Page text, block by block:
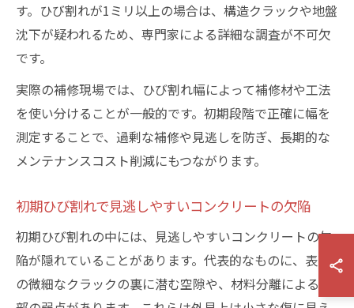
す。ひび割れが1ミリ以上の場合は、構造クラックや地盤
沈下が疑われるため、専門家による詳細な調査が不可欠
です。
実際の補修現場では、ひび割れ幅によって補修材や工法
を使い分けることが一般的です。初期段階で正確に幅を
測定することで、過剰な補修や見逃しを防ぎ、長期的な
メンテナンスコスト削減にもつながります。
初期ひび割れで見逃しやすいコンクリートの欠陥
初期ひび割れの中には、見逃しやすいコンクリートの欠
陥が隠れていることがあります。代表的なものに、表面
の微細なクラックの裏に潜む空隙や、材料分離による内